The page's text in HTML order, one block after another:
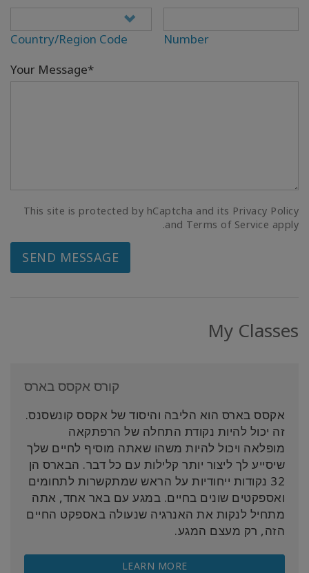
Country/Region Code
Number
Your Message*
This site is protected by hCaptcha and its Privacy Policy
and Terms of Service apply.
SEND MESSAGE
My Classes
קורס אקסס בארס
אקסס בארס הוא הליבה והיסוד של אקסס קונשסנס.
זה יכול להיות נקודת התחלה של הרפתקאה
מופלאה ויכול להיות משהו שאתה מוסיף לחיים שלך
שיסייע לך ליצור יותר קלילות עם כל דבר. הבארס הן
32 נקודות ייחודיות על הראש שמתקשרות לתחומים
ואספקטים שונים בחיים. במגע עם באר אחד, אתה
מתחיל לנקות את האנרגיה שנעולה באספקט החיים
הזה, רק מעצם המגע.
LEARN MORE